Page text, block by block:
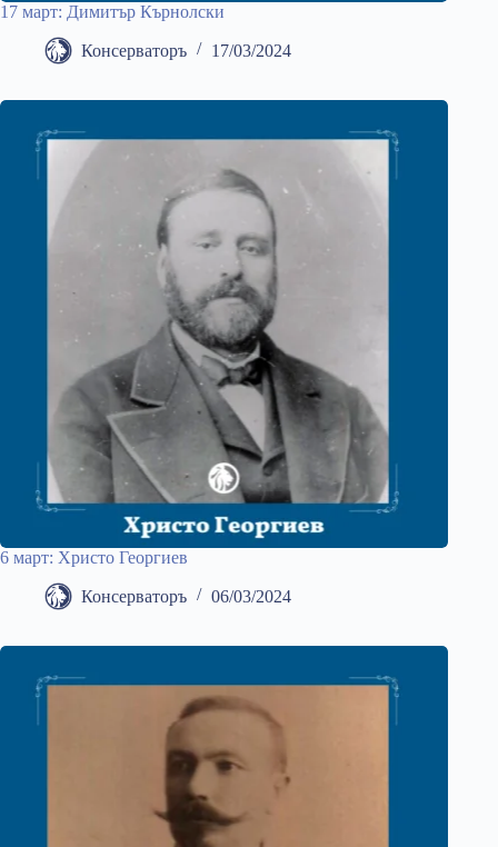
17 март: Димитър Кърнолски
Консерваторъ 17/03/2024
6 март: Христо Георгиев
Консерваторъ 06/03/2024